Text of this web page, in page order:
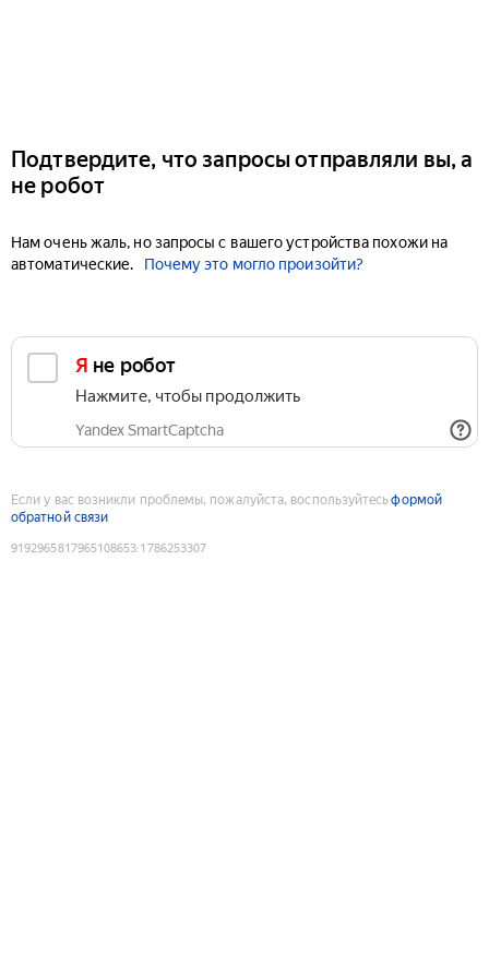
Подтвердите, что запросы отправляли вы, а
не робот
Нам очень жаль, но запросы с вашего устройства похожи на
автоматические.
Почему это могло произойти?
Я не робот
Нажмите, чтобы продолжить
Yandex SmartCaptcha
Если у вас возникли проблемы, пожалуйста, воспользуйтесьформой
обратной связи
9192965817965108653:1786253307